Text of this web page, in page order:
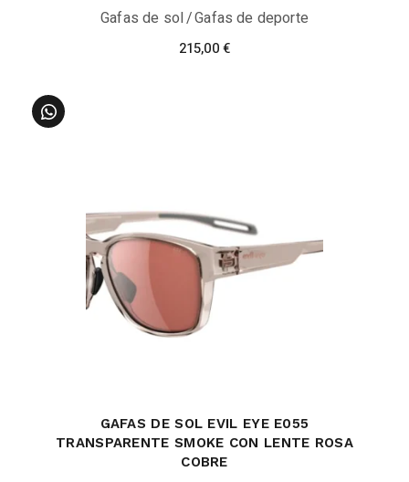
Gafas de sol Gafas de deporte
215,00€
GAFAS DE SOL EVIL EYE E055
TRANSPARENTE SMOKE CON LENTE ROSA
COBRE